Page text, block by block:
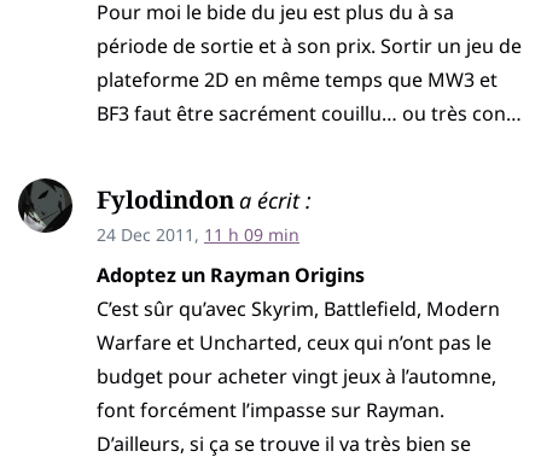
Pour moi le bide du jeu est plus du à sa
période de sortie et à son prix. Sortir un jeu de
plateforme 2D en même temps que MW3 et
BF3 faut être sacrément couillu… ou très con…
Fylodindona écrit :
24 Dec 2011, 11 h 09 min
Adoptez un Rayman Origins
C’est sûr qu’avec Skyrim, Battlefield, Modern
Warfare et Uncharted, ceux qui n’ont pas le
budget pour acheter vingt jeux à l’automne,
font forcément l’impasse sur Rayman.
D’ailleurs, si ça se trouve il va très bien se